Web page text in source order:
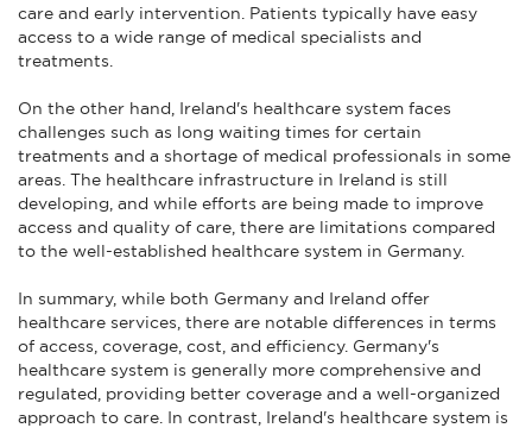
care and early intervention. Patients typically have easy
access to a wide range of medical specialists and
treatments.
On the other hand, Ireland's healthcare system faces
challenges such as long waiting times for certain
treatments and a shortage of medical professionals in some
areas. The healthcare infrastructure in Ireland is still
developing, and while efforts are being made to improve
access and quality of care, there are limitations compared
to the well-established healthcare system in Germany.
In summary, while both Germany and Ireland offer
healthcare services, there are notable differences in terms
of access, coverage, cost, and efficiency. Germany's
healthcare system is generally more comprehensive and
regulated, providing better coverage and a well-organized
approach to care. In contrast, Ireland's healthcare system is